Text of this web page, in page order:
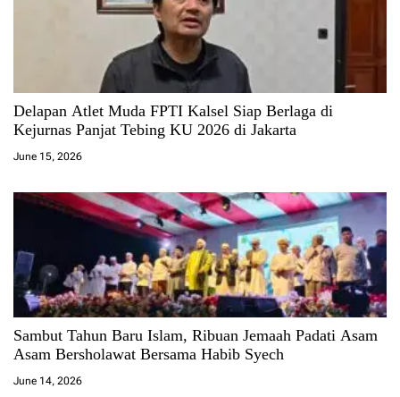
Delapan Atlet Muda FPTI Kalsel Siap Berlaga di
Kejurnas Panjat Tebing KU 2026 di Jakarta
June 15, 2026
Sambut Tahun Baru Islam, Ribuan Jemaah Padati Asam
Asam Bersholawat Bersama Habib Syech
June 14, 2026